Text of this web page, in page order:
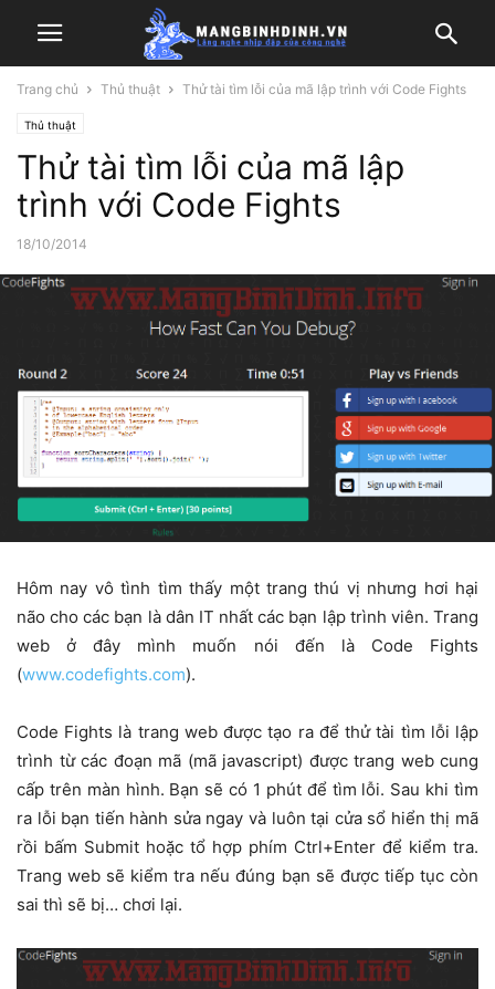
Trang chủ Thủ thuật Thử tài tìm lỗi của mã lập trình với Code Fights
Thủ thuật
Thử tài tìm lỗi của mã lập
trình với Code Fights
18/10/2014
Hôm nay vô tình tìm thấy một trang thú vị nhưng hơi hại
não cho các bạn là dân IT nhất các bạn lập trình viên. Trang
web ở đây mình muốn nói đến là Code Fights
(www.codefights.com).
Code Fights là trang web được tạo ra để thử tài tìm lỗi lập
trình từ các đoạn mã (mã javascript) được trang web cung
cấp trên màn hình. Bạn sẽ có 1 phút để tìm lỗi. Sau khi tìm
ra lỗi bạn tiến hành sửa ngay và luôn tại cửa sổ hiển thị mã
rồi bấm Submit hoặc tổ hợp phím Ctrl+Enter để kiểm tra.
Trang web sẽ kiểm tra nếu đúng bạn sẽ được tiếp tục còn
sai thì sẽ bị… chơi lại.